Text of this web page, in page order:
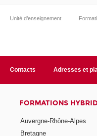
Unité d’enseignement
Contacts Adresses et
FORMATIONS
Auvergne-Rhône-Alpes
Bretagne